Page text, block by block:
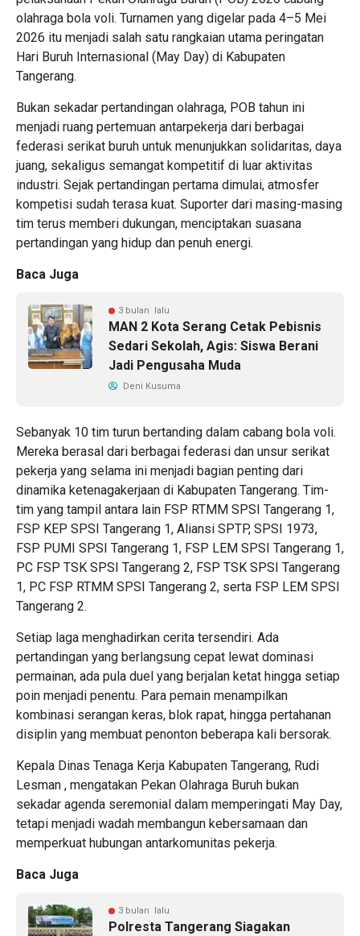
olahraga bola voli. Turnamen yang digelar pada 4–5 Mei
2026 itu menjadi salah satu rangkaian utama peringatan
Hari Buruh Internasional (May Day) di Kabupaten
Tangerang.
Bukan sekadar pertandingan olahraga, POB tahun ini
menjadi ruang pertemuan antarpekerja dari berbagai
federasi serikat buruh untuk menunjukkan solidaritas, daya
juang, sekaligus semangat kompetitif di luar aktivitas
industri. Sejak pertandingan pertama dimulai, atmosfer
kompetisi sudah terasa kuat. Suporter dari masing-masing
tim terus memberi dukungan, menciptakan suasana
pertandingan yang hidup dan penuh energi.
Baca Juga
3 bulan lalu
MAN 2 Kota Serang Cetak Pebisnis
Sedari Sekolah, Agis: Siswa Berani
Jadi Pengusaha Muda
Deni Kusuma
Sebanyak 10 tim turun bertanding dalam cabang bola voli.
Mereka berasal dari berbagai federasi dan unsur serikat
pekerja yang selama ini menjadi bagian penting dari
dinamika ketenagakerjaan di Kabupaten Tangerang. Tim-
tim yang tampil antara lain FSP RTMM SPSI Tangerang 1,
FSP KEP SPSI Tangerang 1, Aliansi SPTP, SPSI 1973,
FSP PUMI SPSI Tangerang 1, FSP LEM SPSI Tangerang 1,
PC FSP TSK SPSI Tangerang 2, FSP TSK SPSI Tangerang
1, PC FSP RTMM SPSI Tangerang 2, serta FSP LEM SPSI
Tangerang 2.
Setiap laga menghadirkan cerita tersendiri. Ada
pertandingan yang berlangsung cepat lewat dominasi
permainan, ada pula duel yang berjalan ketat hingga setiap
poin menjadi penentu. Para pemain menampilkan
kombinasi serangan keras, blok rapat, hingga pertahanan
disiplin yang membuat penonton beberapa kali bersorak.
Kepala Dinas Tenaga Kerja Kabupaten Tangerang, Rudi
Lesman , mengatakan Pekan Olahraga Buruh bukan
sekadar agenda seremonial dalam memperingati May Day,
tetapi menjadi wadah membangun kebersamaan dan
memperkuat hubungan antarkomunitas pekerja.
Baca Juga
3 bulan lalu
Polresta Tangerang Siagakan